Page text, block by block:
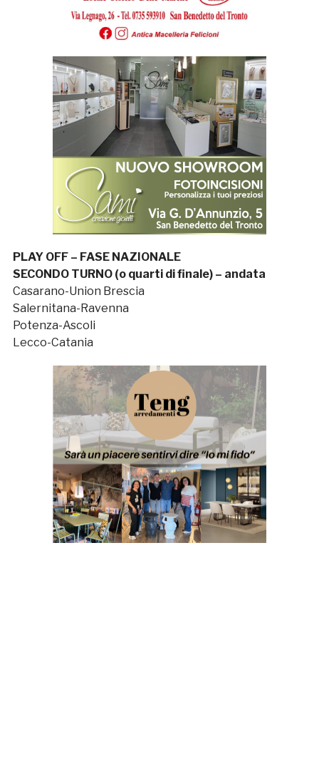
PLAY OFF – FASE NAZIONALE
SECONDO TURNO (o quarti di finale) – andata
Casarano-Union Brescia
Salernitana-Ravenna
Potenza-Ascoli
Lecco-Catania